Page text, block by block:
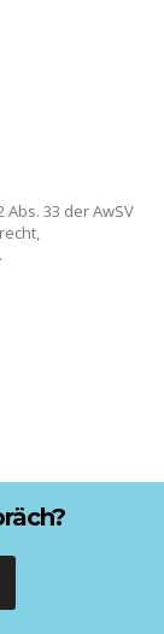
33 der AwSV